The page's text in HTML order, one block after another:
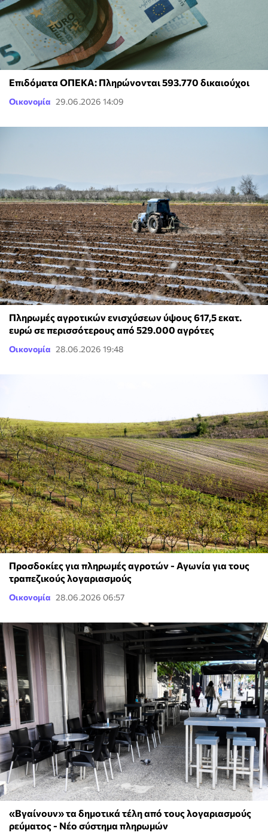
Επιδόματα ΟΠΕΚΑ: Πληρώνονται 593.770 δικαιούχοι
Οικονομία 29.06.2026 14:09
Πληρωμές αγροτικών ενισχύσεων ύψους 617,5 εκατ.
ευρώ σε περισσότερους από 529.000 αγρότες
Οικονομία 28.06.2026 19:48
Προσδοκίες για πληρωμές αγροτών - Αγωνία για τους
τραπεζικούς λογαριασμούς
Οικονομία 28.06.2026 06:57
«Βγαίνουν» τα δημοτικά τέλη από τους λογαριασμούς
ρεύματος - Νέο σύστημα πληρωμών